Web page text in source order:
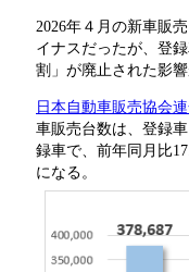
2026年４月の新車販
イナスだったが、登
割」が廃止された影
日本自動車販売協会連
車販売台数は、登録
録車で、前年同月比
になる。